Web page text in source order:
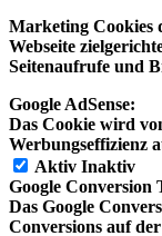
Marketing Cookies
Webseite
Seitenaufrufe und
Google AdSense:
Das Cookie wird
Werbungseffizienz
Aktiv Inaktiv
Google Conversion
Das Google
Conversions auf